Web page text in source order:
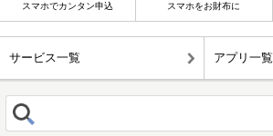
スマホでカンタン申込 スマホをお財布に
サービス一覧 アプリ一覧